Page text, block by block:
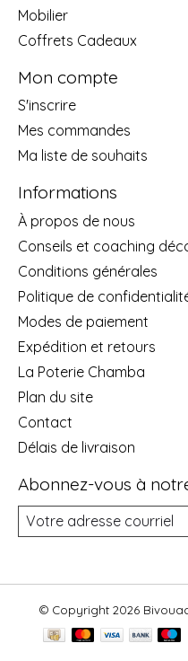
Mobilier
Coffrets Cadeaux
Mon compte
S'inscrire
Mes commandes
Ma liste de souhaits
Informations
À propos de nous
Conseils et coaching
Conditions générales
Politique de
Modes de paiement
Expédition et retours
La Poterie Chamba
Plan du site
Contact
Délais de livraison
Abonnez-vous à
© Copyright 2026